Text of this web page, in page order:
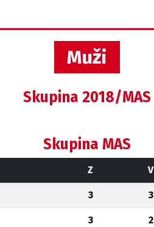
Muži
Skupina 2018/MAS
Skupina MAS
Z V
3 3
3 2